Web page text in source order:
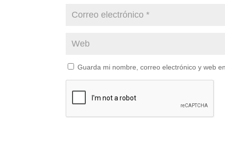
Guarda mi nombre, correo electrónico y web